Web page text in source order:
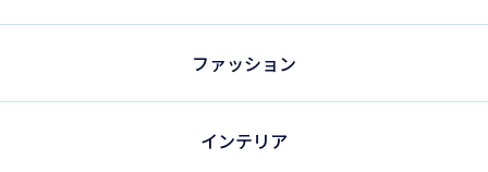
ファッション
インテリア